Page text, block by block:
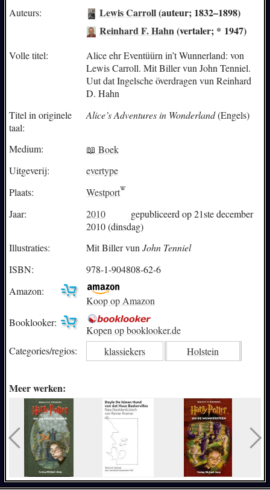
Auteurs: Lewis Carroll(auteur; 1832–1898)
Reinhard F. Hahn (vertaler; * 1947)
Volle titel:
Alice ehr Eventüürn in’t Wunnerland: von
Lewis Carroll. Mit Biller vun John Tenniel.
Uut dat Ingelsche överdragen vun Reinhard
D. Hahn
Titel in originele
taal:
Alice’s Adventures in Wonderland(Engels)
Medium:
📖 Boek
Uitgeverij:
evertype
Plaats:
Westport
Jaar:
2010
gepubliceerd op 21ste december
2010 (dinsdag)
Illustraties:
Mit Biller vunJohn Tenniel
ISBN:
978-1-904808-62-6
Amazon:
Koop op Amazon
Booklooker:
Kopen op booklooker.de
Categories/regios: klassiekers Holstein
Meer werken: